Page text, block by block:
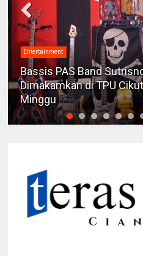
Entertainment
Bassis PAS Band
Dimakamkan di TPU
Minggu